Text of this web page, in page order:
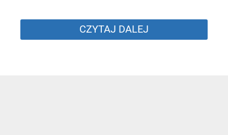
CZYTAJ DALEJ